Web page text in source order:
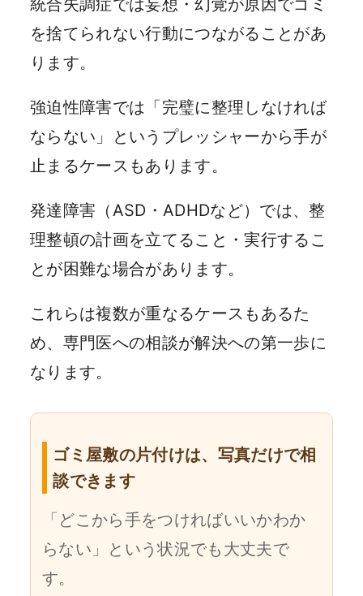
統合失調症では妄想・幻覚が原因でゴミ
を捨てられない行動につながることがあ
ります。
強迫性障害では「完璧に整理しなければ
ならない」というプレッシャーから手が
止まるケースもあります。
発達障害（ASD・ADHDなど）では、整
理整頓の計画を立てること・実行するこ
とが困難な場合があります。
これらは複数が重なるケースもあるた
め、専門医への相談が解決への第一歩に
なります。
ゴミ屋敷の片付けは、写真だけで相
談できます
「どこから手をつければいいかわか
らない」という状況でも大丈夫で
す。